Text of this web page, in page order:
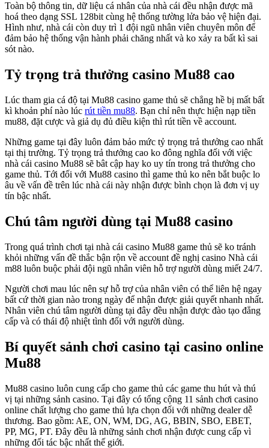
Toàn bộ thông tin, dữ liệu cá nhân của nhà cái đều nhận được mã
hoá theo dạng SSL 128bit cùng hệ thống tường lửa bảo vệ hiện đại.
Hình như, nhà cái còn duy trì 1 đội ngũ nhân viên chuyên môn để
đảm bảo hệ thống vận hành phải chăng nhất và ko xảy ra bất kì sai
sót nào.
Tỷ trọng trả thưởng casino Mu88 cao
Lúc tham gia cá độ tại Mu88 casino game thủ sẽ chẳng hề bị mất bất
kì khoản phí nào lúc rút tiền mu88. Bạn chỉ nên thực hiện nạp tiền
mu88, đặt cược và giả dụ đủ điều kiện thì rút tiền về account.
Những game tại đây luôn đảm bảo mức tỷ trọng trả thưởng cao nhất
tại thị trường. Tỷ trọng trả thưởng cao ko đông nghĩa đối với việc
nhà cái casino Mu88 sẽ bât cập hay ko uy tín trong trả thưởng cho
game thủ. Tới đối với Mu88 casino thì game thủ ko nên bắt buộc lo
âu về vấn đề trên lúc nhà cái này nhận được bình chọn là đơn vị uy
tín bậc nhất.
Chú tâm người dùng tại Mu88 casino
Trong quá trình chơi tại nhà cái casino Mu88 game thủ sẽ ko tránh
khỏi những vấn đề thắc bận rộn về account đề nghị casino Nhà cái
m88 luôn buộc phải đội ngũ nhân viên hỗ trợ người dùng miết 24/7.
Người chơi mau lúc nên sự hỗ trợ của nhân viên có thể liên hệ ngay
bất cứ thời gian nào trong ngày để nhận được giải quyết nhanh nhất.
Nhân viên chú tâm người dùng tại đây đều nhận được đào tạo đẳng
cấp và có thái độ nhiệt tình đối với người dùng.
Bí quyết sảnh chơi casino tại casino online
Mu88
Mu88 casino luôn cung cấp cho game thủ các game thu hút và thú
vị tại những sảnh casino. Tại đây có tổng cộng 11 sảnh chơi casino
online chất lượng cho game thủ lựa chọn đối với những dealer dễ
thương. Bao gồm: AE, ON, WM, DG, AG, BBIN, SBO, EBET,
PP, MG, PT. Đây đều là những sảnh chơi nhận được cung cấp vì
những đối tác bậc nhất thế giới.